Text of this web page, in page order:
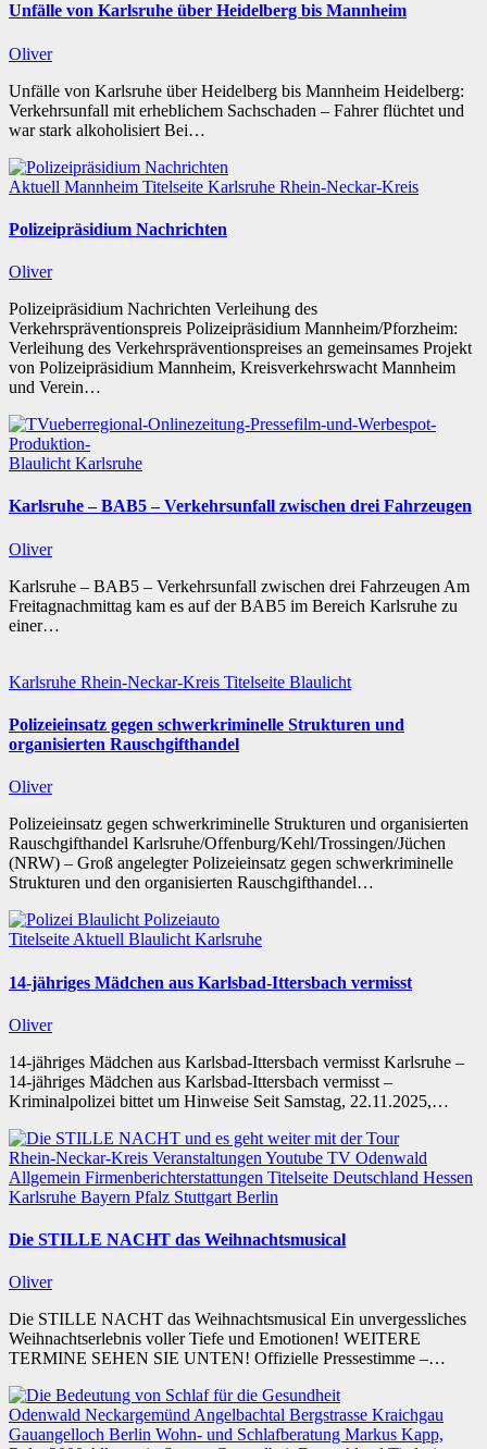
Unfälle von Karlsruhe über Heidelberg bis Mannheim
Oliver
Unfälle von Karlsruhe über Heidelberg bis Mannheim Heidelberg:
Verkehrsunfall mit erheblichem Sachschaden – Fahrer flüchtet und
war stark alkoholisiert Bei…
Aktuell Mannheim Titelseite Karlsruhe Rhein-Neckar-Kreis
Polizeipräsidium Nachrichten
Oliver
Polizeipräsidium Nachrichten Verleihung des
Verkehrspräventionspreis Polizeipräsidium Mannheim/Pforzheim:
Verleihung des Verkehrspräventionspreises an gemeinsames Projekt
von Polizeipräsidium Mannheim, Kreisverkehrswacht Mannheim
und Verein…
Blaulicht Karlsruhe
Karlsruhe – BAB5 – Verkehrsunfall zwischen drei Fahrzeugen
Oliver
Karlsruhe – BAB5 – Verkehrsunfall zwischen drei Fahrzeugen Am
Freitagnachmittag kam es auf der BAB5 im Bereich Karlsruhe zu
einer…
Karlsruhe Rhein-Neckar-Kreis Titelseite Blaulicht
Polizeieinsatz gegen schwerkriminelle Strukturen und
organisierten Rauschgifthandel
Oliver
Polizeieinsatz gegen schwerkriminelle Strukturen und organisierten
Rauschgifthandel Karlsruhe/Offenburg/Kehl/Trossingen/Jüchen
(NRW) – Groß angelegter Polizeieinsatz gegen schwerkriminelle
Strukturen und den organisierten Rauschgifthandel…
Titelseite Aktuell Blaulicht Karlsruhe
14-jähriges Mädchen aus Karlsbad-Ittersbach vermisst
Oliver
14-jähriges Mädchen aus Karlsbad-Ittersbach vermisst Karlsruhe –
14-jähriges Mädchen aus Karlsbad-Ittersbach vermisst –
Kriminalpolizei bittet um Hinweise Seit Samstag, 22.11.2025,…
Rhein-Neckar-Kreis Veranstaltungen Youtube TV Odenwald
Allgemein Firmenberichterstattungen Titelseite Deutschland Hessen
Karlsruhe Bayern Pfalz Stuttgart Berlin
Die STILLE NACHT das Weihnachtsmusical
Oliver
Die STILLE NACHT das Weihnachtsmusical Ein unvergessliches
Weihnachtserlebnis voller Tiefe und Emotionen! WEITERE
TERMINE SEHEN SIE UNTEN! Offizielle Pressestimme –…
Odenwald Neckargemünd Angelbachtal Bergstrasse Kraichgau
Gauangelloch Berlin Wohn- und Schlafberatung Markus Kapp,